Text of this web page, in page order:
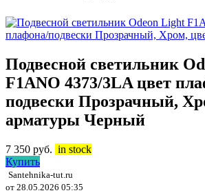
Подвесной светильник
F1ANO 4373/3LA цвет
подвески Прозрачный,
арматуры Черный
7 350 руб. in stock
Купить
Santehnika-tut.ru
от 28.05.2026 05:35